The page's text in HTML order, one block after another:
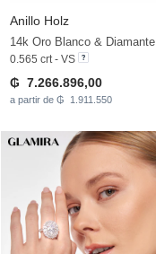
Anillo Holz
14k Oro Blanco & Diamante
0.565 crt - VS
₲ 7.266.896,00
a partir de ₲ 1.911.550